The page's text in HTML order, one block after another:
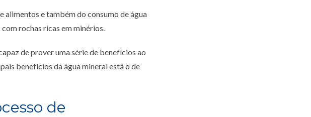
alimentos e também do consumo de água
rochas ricas em minérios.
de prover uma série de benefícios ao
benefícios da água mineral está o de
de